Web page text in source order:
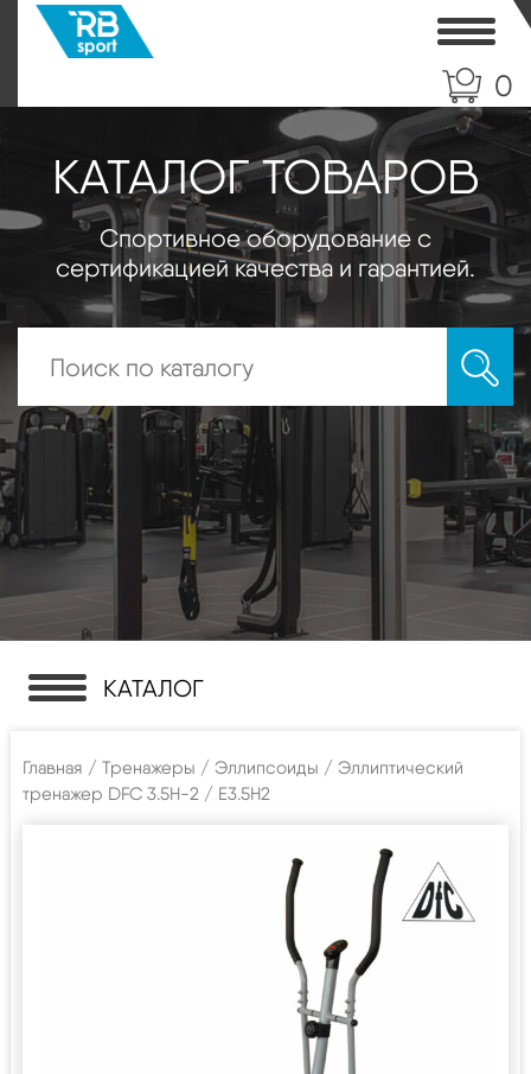
0
КАТАЛОГ ТОВАРОВ
Спортивное оборудование с
сертификацией качества и гарантией.
КАТАЛОГ
Главная / Тренажеры / Эллипсоиды / Эллиптический
тренажер DFC 3.5H-2 / E3.5H2